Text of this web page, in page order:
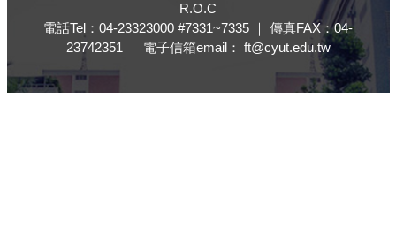
R.O.C
電話Tel：04-23323000 #7331~7335 ｜ 傳真FAX：04-
23742351 ｜ 電子信箱email： ft@cyut.edu.tw